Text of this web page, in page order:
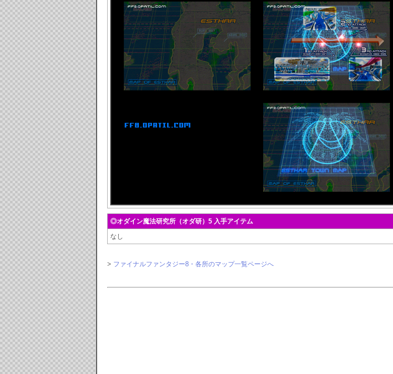
◎オダイン魔法研究所（オダ研）5 入手アイテム
なし
> ファイナルファンタジー8・各所のマップ一覧ページへ